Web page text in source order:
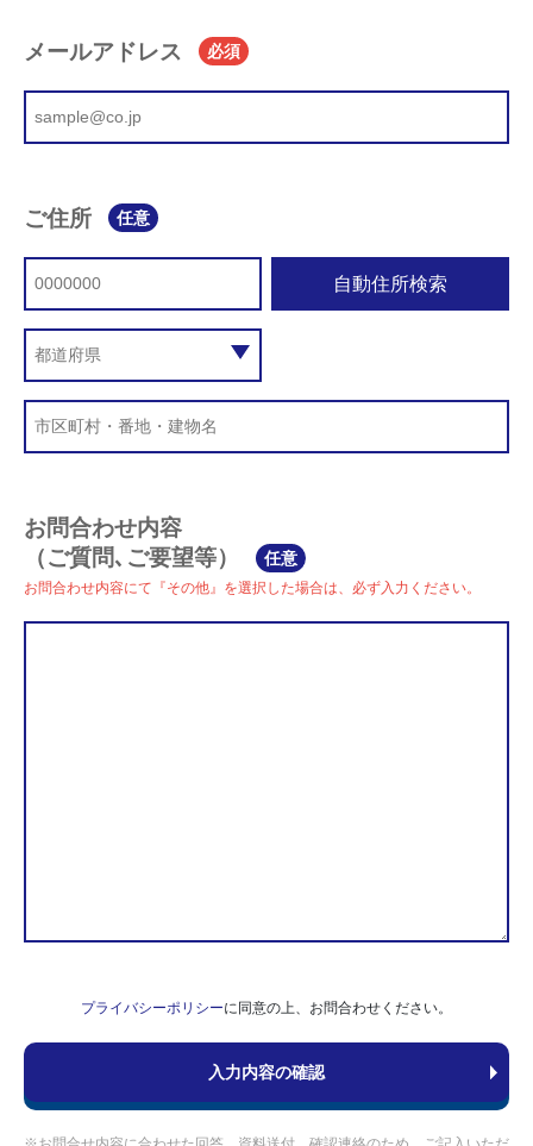
メールアドレス 必須
ご住所 任意
自動住所検索
お問合わせ内容
（ご質問､ご要望等）
任意
お問合わせ内容にて『その他』を選択した場合は、必ず入力ください。
プライバシーポリシーに同意の上、お問合わせください。